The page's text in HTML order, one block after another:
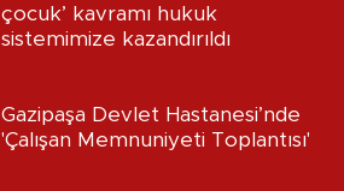
çocuk’ kavramı hukuk
sistemimize kazandırıldı
Gazipaşa Devlet Hastanesi’nde
'Çalışan Memnuniyeti Toplantısı'